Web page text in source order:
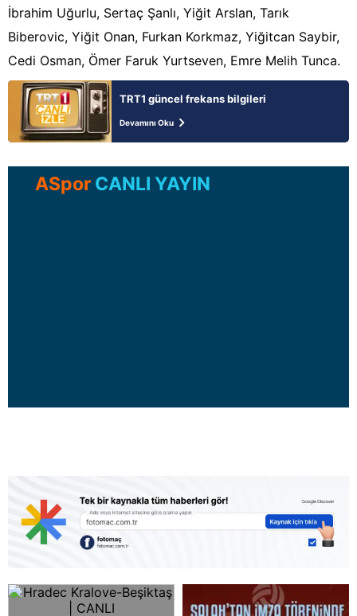
İbrahim Uğurlu, Sertaç Şanlı, Yiğit Arslan, Tarık
Biberovic, Yiğit Onan, Furkan Korkmaz, Yiğitcan Saybir,
Cedi Osman, Ömer Faruk Yurtseven, Emre Melih Tunca.
TRT1 güncel frekans bilgileri
Devamını Oku
ASpor CANLI YAYIN